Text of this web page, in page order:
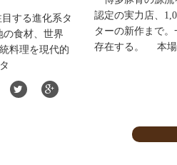
する進化系タ
食材、世界
料理を現代的
認定の実力店、
ターの新作まで
存在する。 本場